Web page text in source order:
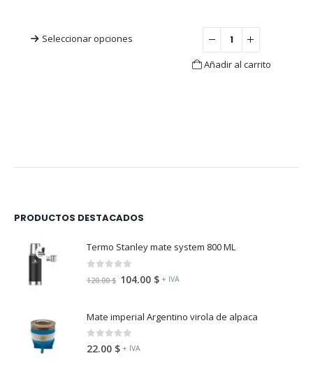
Seleccionar opciones
Añadir al carrito
PRODUCTOS DESTACADOS
Termo Stanley mate system 800 ML
fuera de 5
120.00$ 104.00 $ + IVA
Mate imperial Argentino virola de alpaca
0 fuera de 5
22.00 $ + IVA